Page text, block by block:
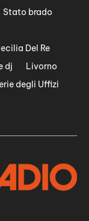
Stato brado
Del Re
dj
Livorno
degli Uffizi